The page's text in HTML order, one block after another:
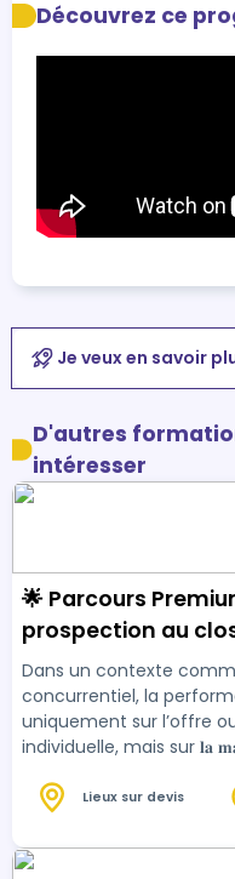
Découvrez ce
Je veux en savoir
D'autres
intéresser
🌟 Parcours
prospection au
transformer et
performance
Dans un contexte
concurrentiel, la
uniquement sur l’offre
individuelle, mais sur 𝐥𝐚
Premium accompagne
𝐜𝐲𝐜𝐥𝐞 𝐝𝐞 𝐯𝐞𝐧𝐭𝐞, de la
en combinant 𝐝𝐢𝐚𝐠𝐧𝐨𝐬𝐭𝐢𝐜
Lieux sur devis